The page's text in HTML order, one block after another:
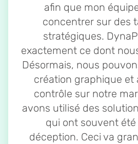
afin que mon
concentrer sur des
stratégiques.
exactement ce dont
Désormais, nous
création graphique et
contrôle sur notre
avons utilisé des
qui ont souvent
déception. Ceci va